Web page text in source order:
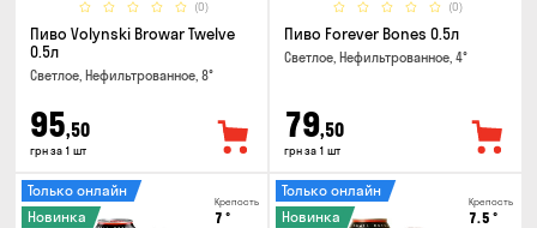
(0)
Пиво Volynski Browar Twelve
0.5л
Светлое, Нефильтрованное, 8°
95,50
грн за 1 шт
(0)
Пиво Forever Bones 0.5л
Светлое, Нефильтрованное, 4°
79,50
грн за 1 шт
Крепость
7 °
Только онлайн
Новинка
Крепость
7.5 °
Только онлайн
Новинка